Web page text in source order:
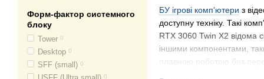
БУ ігрові комп'ютери з
доступну техніку. Такі
RTX 3060 Twin X2 відома
іншими компонентами,
плавною роботою без
Cougar
0
Форм-фактор системного
блоку
Tower 0
Desktop 0
SFF (small) 0
0